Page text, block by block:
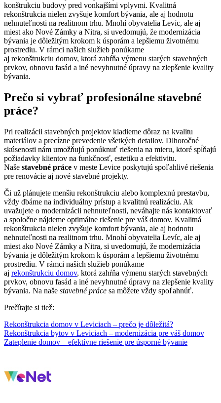
konštrukciu budovy pred vonkajšími vplyvmi. Kvalitná
rekonštrukcia nielen zvyšuje komfort bývania, ale aj hodnotu
nehnuteľnosti na realitnom trhu. Mnohí obyvatelia Levíc, ale aj
miest ako Nové Zámky a Nitra, si uvedomujú, že modernizácia
bývania je dôležitým krokom k úsporám a lepšiemu životnému
prostrediu. V rámci našich služieb ponúkame
aj rekonštrukciu domov, ktorá zahŕňa výmenu starých stavebných
prvkov, obnovu fasád a iné nevyhnutné úpravy na zlepšenie kvality
bývania.
Prečo si vybrať profesionálne stavebné
práce?
Pri realizácii stavebných projektov kladieme dôraz na kvalitu
materiálov a precízne prevedenie všetkých detailov. Dlhoročné
skúsenosti nám umožňujú ponúknuť riešenia na mieru, ktoré spĺňajú
požiadavky klientov na funkčnosť, estetiku a efektivitu.
Naše stavebné práce v meste Levice poskytujú spoľahlivé riešenia
pre renovácie aj nové stavebné projekty.
Či už plánujete menšiu rekonštrukciu alebo komplexnú prestavbu,
vždy dbáme na individuálny prístup a kvalitnú realizáciu. Ak
uvažujete o modernizácii nehnuteľnosti, neváhajte nás kontaktovať
a spoločne nájdeme optimálne riešenie pre váš domov. Kvalitná
rekonštrukcia nielen zvyšuje komfort bývania, ale aj hodnotu
nehnuteľnosti na realitnom trhu. Mnohí obyvatelia Levíc, ale aj
miest ako Nové Zámky a Nitra, si uvedomujú, že modernizácia
bývania je dôležitým krokom k úsporám a lepšiemu životnému
prostrediu. V rámci našich služieb ponúkame
aj rekonštrukciu domov, ktorá zahŕňa výmenu starých stavebných
prvkov, obnovu fasád a iné nevyhnutné úpravy na zlepšenie kvality
bývania. Na naše stavebné práce sa môžete vždy spoľahnúť.
Prečítajte si tiež:
Rekonštrukcia domov v Leviciach – prečo je dôležitá?
Rekonštrukcia bytov v Leviciach – modernizácia pre váš domov
Zateplenie domov – efektívne riešenie pre úsporné bývanie